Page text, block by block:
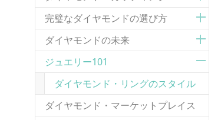
完璧なダイヤモンドの選び方
ダイヤモンドの未来
ジュエリー101
ダイヤモンド・リングのスタイル
ダイヤモンド・マーケットプレイス